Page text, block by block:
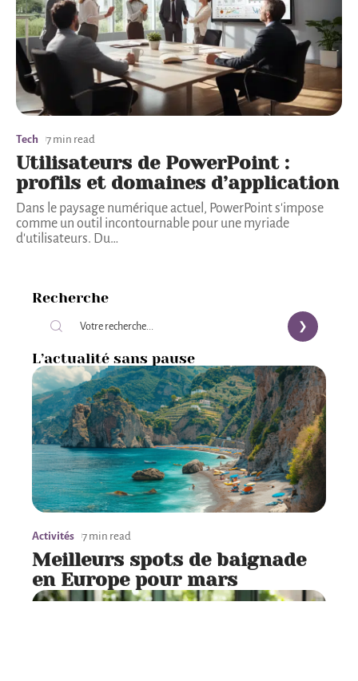
Tech 7 min read
Utilisateurs de PowerPoint :
profils et domaines d’application
Dans le paysage numérique actuel, PowerPoint s'impose
comme un outil incontournable pour une myriade
d'utilisateurs. Du…
Recherche
L’actualité sans pause
Activités 7 min read
Meilleurs spots de baignade
en Europe pour mars